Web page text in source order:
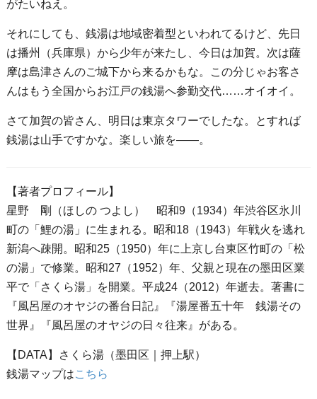
がたいねえ。
それにしても、銭湯は地域密着型といわれてるけど、先日
は播州（兵庫県）から少年が来たし、今日は加賀。次は薩
摩は島津さんのご城下から来るかもな。この分じゃお客さ
んはもう全国からお江戸の銭湯へ参勤交代……オイオイ。
さて加賀の皆さん、明日は東京タワーでしたな。とすれば
銭湯は山手ですかな。楽しい旅を――。
【著者プロフィール】
星野 剛（ほしの つよし） 昭和9（1934）年渋谷区氷川
町の「鯉の湯」に生まれる。昭和18（1943）年戦火を逃れ
新潟へ疎開。昭和25（1950）年に上京し台東区竹町の「松
の湯」で修業。昭和27（1952）年、父親と現在の墨田区業
平で「さくら湯」を開業。平成24（2012）年逝去。著書に
『風呂屋のオヤジの番台日記』『湯屋番五十年 銭湯その
世界』『風呂屋のオヤジの日々往来』がある。
【DATA】さくら湯（墨田区｜押上駅）
銭湯マップはこちら